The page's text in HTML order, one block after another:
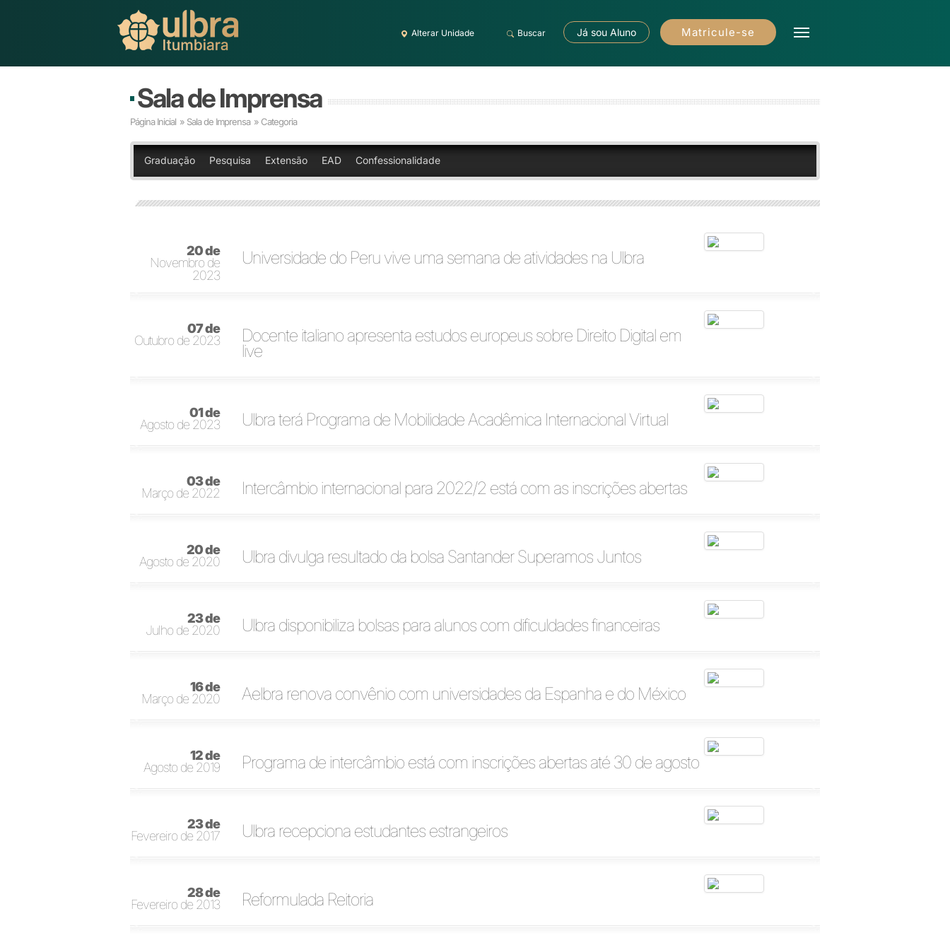
Alterar Unidade Buscar Já sou Aluno Matricule-se
Sala de Imprensa
Página Inicial » Sala de Imprensa » Categoria
Graduação Pesquisa Extensão EAD Confessionalidade
20 de
Novembro de
2023
Universidade do Peru vive uma semana de atividades na Ulbra
07 de
Outubro de 2023
Docente italiano apresenta estudos europeus sobre Direito Digital em
live
01 de
Agosto de 2023
Ulbra terá Programa de Mobilidade Acadêmica Internacional Virtual
03 de
Março de 2022
Intercâmbio internacional para 2022/2 está com as inscrições abertas
20 de
Agosto de 2020
Ulbra divulga resultado da bolsa Santander Superamos Juntos
23 de
Julho de 2020
Ulbra disponibiliza bolsas para alunos com dificuldades financeiras
16 de
Março de 2020
Aelbra renova convênio com universidades da Espanha e do México
12 de
Agosto de 2019
Programa de intercâmbio está com inscrições abertas até 30 de agosto
23 de
Fevereiro de 2017
Ulbra recepciona estudantes estrangeiros
28 de
Fevereiro de 2013
Reformulada Reitoria